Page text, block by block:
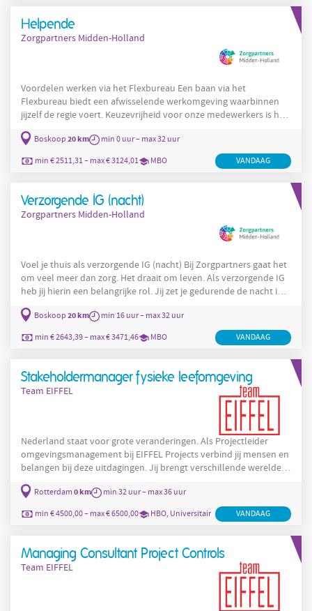
Helpende
Zorgpartners Midden-Holland
Voordelen werken via het Flexbureau Een baan via het
Flexbureau biedt een afwisselende werkomgeving waarbinnen
jijzelf de regie voert. Keuzevrijheid voor onze medewerkers is het
uitgangspunt. Jij geeft zelf invulling aan je werkpatroon. Werken
overdag, of juist in de avonden? Werken doordeweeks, of juist in
de weekenden? Het is bij ons mogelijk! Het aanbod aan diensten
is ruim van te voren bekend, waardoor je zelf een palet aan
Boskoop 20 km min 0 uur – max 32 uur
min € 2511,31 – max € 3124,01 MBO VANDAAG
Verzorgende IG (nacht)
Zorgpartners Midden-Holland
Voel je thuis als verzorgende IG (nacht) Bij Zorgpartners gaat het
om veel meer dan zorg. Het draait om leven. Als verzorgende IG
heb jij hierin een belangrijke rol. Jij zet je gedurende de nacht in
voor onze veelal oudere bewoners. Dankzij jou komen onze
bewoners de nacht zo prettig mogelijk door. Zit jouw dienst
erop? Dan zorg je voor een goede overdracht aan je collega's.
Samen zorgen we ervoor dat onze bewoners zich thuis voelen.
Boskoop 20 km min 16 uur – max 32 uur
min € 2643,39 – max € 3471,46 MBO VANDAAG
Stakeholdermanager fysieke leefomgeving
Team EIFFEL
Nederland staat voor grote veranderingen. Als Projectleider
omgevingsmanagement bij EIFFEL Projects verbind jij mensen en
belangen bij deze uitdagingen. Jij brengt verschillende werelden
samen en zorgt dat iedereen gehoord wordt. En dat alles op
jouw eigen manier - want bij ons bepaal jij hoe je je ontwikkelt.
Dit ga je doen Je staat midden in de samenleving en werkt aan
projecten die écht impact hebben. Als bruggenbouwer zorg je dat
Rotterdam 0 km min 32 uur – max 36 uur
min € 4500,00 – max € 6500,00 HBO, Universitair VANDAAG
Managing Consultant Project Controls
Team EIFFEL